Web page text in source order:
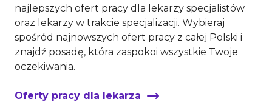
najlepszych ofert pracy dla lekarzy specjalistów
oraz lekarzy w trakcie specjalizacji. Wybieraj
spośród najnowszych ofert pracy z całej Polski i
znajdź posadę, która zaspokoi wszystkie Twoje
oczekiwania.
Oferty pracy dla lekarza